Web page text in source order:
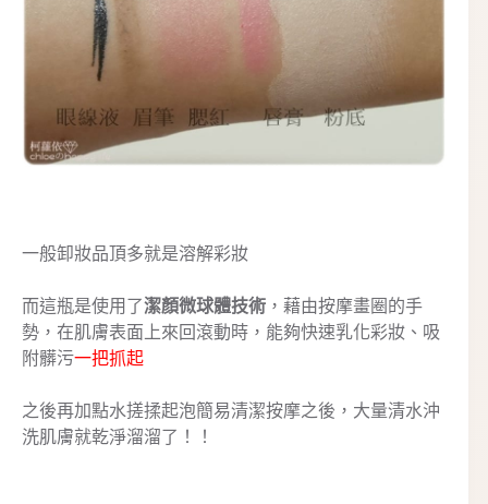
一般卸妝品頂多就是溶解彩妝
而這瓶是使用了潔顏微球體技術 ，藉由按摩畫圈的手
勢，在肌膚表面上來回滾動時，能夠快速乳化彩妝、吸
附髒污一把抓起
之後再加點水搓揉起泡簡易清潔按摩之後，大量清水沖
洗肌膚就乾淨溜溜了！！